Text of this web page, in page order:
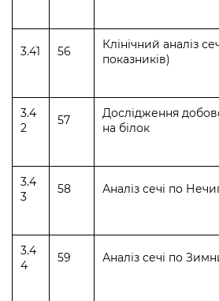
3.41 56
Клінічний аналіз
показників)
3.4
2
57
Дослідження
на білок
3.4
3
58 Аналіз сечі по
3.4
4
59 Аналіз сечі по